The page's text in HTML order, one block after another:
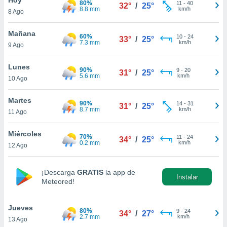
en
más
nuestra
de
aceptar
de
8 Ago
80%
8.8 mm
32° / 25° 11 - 40
km/h
Mañana
9 Ago
60%
7.3 mm
33° / 25° 10- 24
km/h
Lunes
10 Ago
90%
5.6 mm
31° / 25° 9- 20
km/h
Martes
11 Ago
90%
8.7 mm
31° / 25° 14- 31
km/h
Miércoles
12 Ago
70%
0.2 mm
34° / 25° 11 - 24
km/h
¡Descarga GRATIS la app de
Meteored!
Instalar
Jueves
13 Ago
80%
2.7 mm
34° / 27° 9- 24
km/h